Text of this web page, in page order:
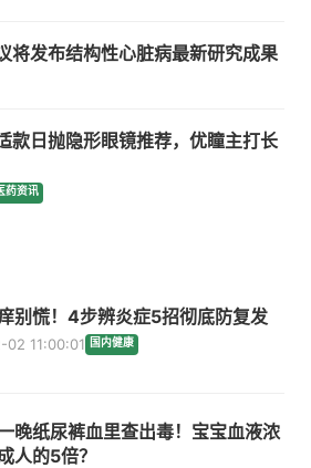
将发布结构性心脏病最新研究成果
款日抛隐形眼镜推荐，优瞳主打长
药资讯
别慌！4步辨炎症5招彻底防复发
02 11:00:01 国内健康
晚纸尿裤血里查出毒！宝宝血液浓
人的5倍？